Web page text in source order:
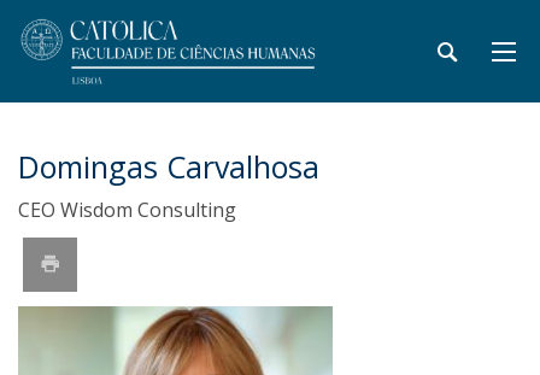
Domingas Carvalhosa
CEO Wisdom Consulting